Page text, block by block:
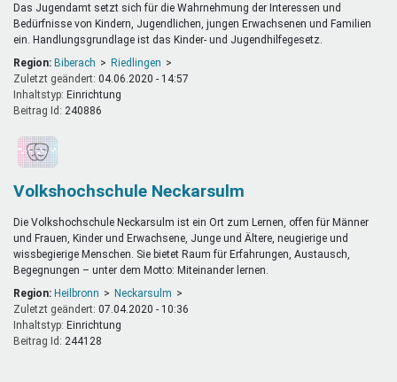
Das Jugendamt setzt sich für die Wahrnehmung der Interessen und
Bedürfnisse von Kindern, Jugendlichen, jungen Erwachsenen und Familien
ein. Handlungsgrundlage ist das Kinder- und Jugendhilfegesetz.
Region: Biberach
Riedlingen
Zuletzt geändert: 04.06.2020 - 14:57
Inhaltstyp:
einrichtung
Beitrag Id: 240886
Volkshochschule Neckarsulm
Die Volkshochschule Neckarsulm ist ein Ort zum Lernen, offen für Männer
und Frauen, Kinder und Erwachsene, Junge und Ältere, neugierige und
wissbegierige Menschen. Sie bietet Raum für Erfahrungen, Austausch,
Begegnungen – unter dem Motto: Miteinander lernen.
Region: Heilbronn
Neckarsulm
Zuletzt geändert: 07.04.2020 - 10:36
Inhaltstyp:
einrichtung
Beitrag Id: 244128